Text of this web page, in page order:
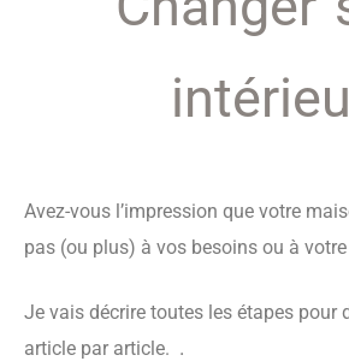
Avez-vous l’impression que votre
pas (ou plus) à vos besoins ou à
Je vais décrire toutes les étapes pour
article par article. .